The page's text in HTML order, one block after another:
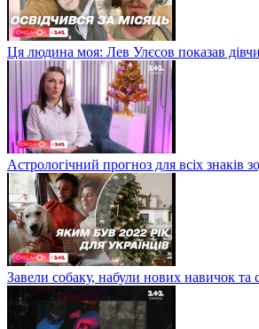
Ця людина моя: Лев Улєсов показав
Астрологічний прогноз для всіх знаків
Завели собаку, набули нових навичок